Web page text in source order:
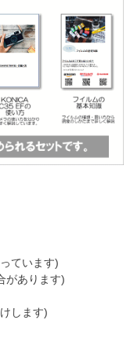
ています)
があります)
します)